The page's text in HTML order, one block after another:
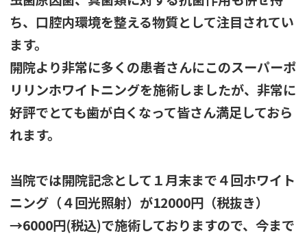
ち、口腔内環境を整える物質として注目されてい
ます。
開院より非常に多くの患者さんにこのスーパーポ
リリンホワイトニングを施術しましたが、非常に
好評でとても歯が白くなって皆さん満足しておら
れます。
当院では開院記念として１月末まで４回ホワイト
ニング（４回光照射）が12000円（税抜き）
→6000円(税込)で施術しておりますので、今まで